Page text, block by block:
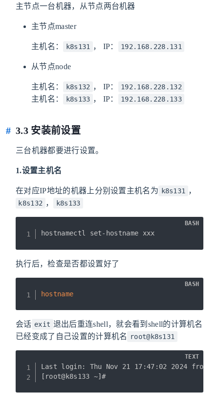
主节点一台机器，从节点两台机器
主节点master
主机名： k8s131 ， IP： 192.168.228.131
从节点node
主机名： k8s132 ， IP： 192.168.228.132
主机名： k8s133 ， IP： 192.168.228.133
3.3 安装前设置
三台机器都要进行设置。
1.设置主机名
在对应IP地址的机器上分别设置主机名为 k8s131 ，
k8s132 ， k8s133
hostnamectl set-hostname xxx
BASH
执行后，检查是否都设置好了
hostname
BASH
会话 exit 退出后重连shell，就会看到shell的计算机名
已经变成了自己设置的计算机名
root@k8s131
Last login: Thu Nov 21 17:47:02 2024 from
[root@k8s133 ~]#
TEXT